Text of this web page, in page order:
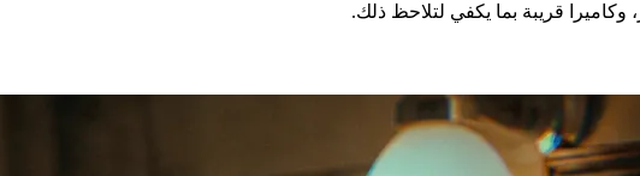
قريبة بما يكفي لتلاحظ ذلك.